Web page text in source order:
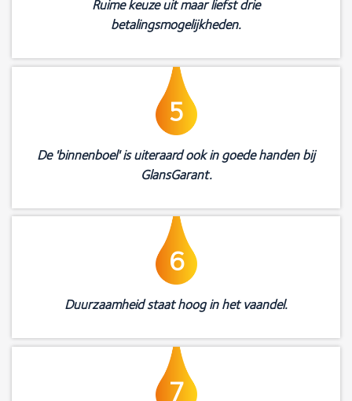
Ruime keuze uit maar liefst drie
betalingsmogelijkheden.
5
De 'binnenboel' is uiteraard ook in goede handen bij
GlansGarant.
6
Duurzaamheid staat hoog in het vaandel.
7